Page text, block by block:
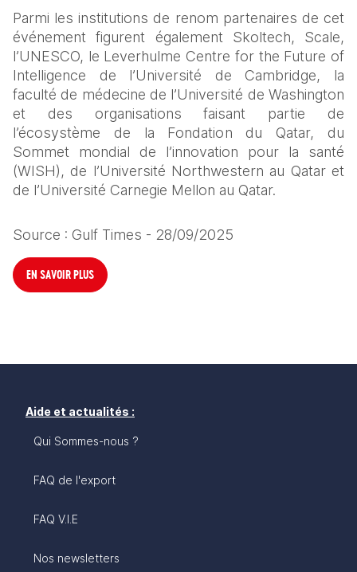
Parmi les institutions de renom partenaires de cet
événement figurent également Skoltech, Scale,
l’UNESCO, le Leverhulme Centre for the Future of
Intelligence de l’Université de Cambridge, la
faculté de médecine de l’Université de Washington
et des organisations faisant partie de
l’écosystème de la Fondation du Qatar, du
Sommet mondial de l’innovation pour la santé
(WISH), de l’Université Northwestern au Qatar et
de l’Université Carnegie Mellon au Qatar.
Source : Gulf Times - 28/09/2025
EN SAVOIR PLUS
Aide et actualités :
Qui Sommes-nous ?
FAQ de l'export
FAQ V.I.E
Nos newsletters